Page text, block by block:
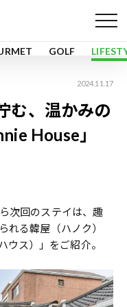
GOLF
2024.11.17
む、温かみの
House」
次回のステイは、趣
れる韓屋（ハノク）
ウス）」をご紹介。